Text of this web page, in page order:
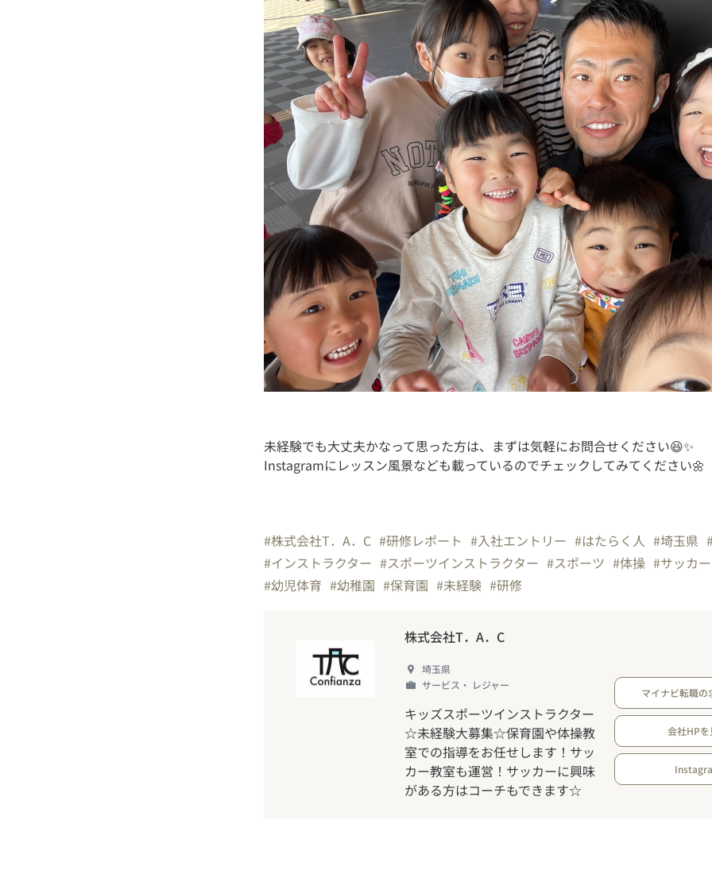
未経験でも大丈夫かなって思った方は、まずは気軽にお問合せください😆✨
Instagramにレッスン風景なども載っているのでチェックしてみてください🌼
#株式会社T．A．C #研修レポート #入社エントリー #はたらく人 #埼玉県
#インストラクター #スポーツインストラクター #スポーツ #体操 #サッカー
#幼児体育 #幼稚園 #保育園 #未経験 #研修
株式会社T．A．C
埼玉県
サービス・ レジャー
キッズスポーツインストラクター
☆未経験大募集☆保育園や体操教
室での指導をお任せします！サッ
カー教室も運営！サッカーに興味
がある方はコーチもできます☆
マイナビ転職の
会社HPを